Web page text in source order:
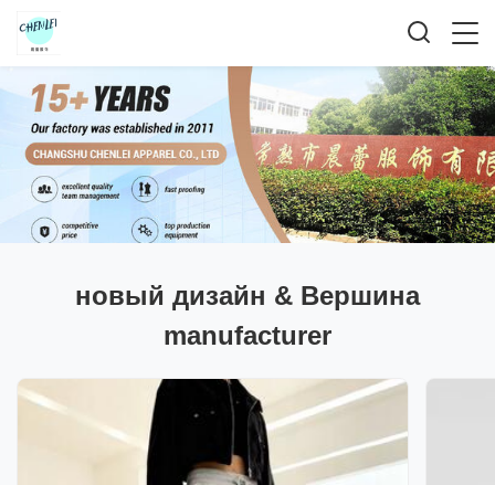
новый дизайн & Вершина
manufacturer